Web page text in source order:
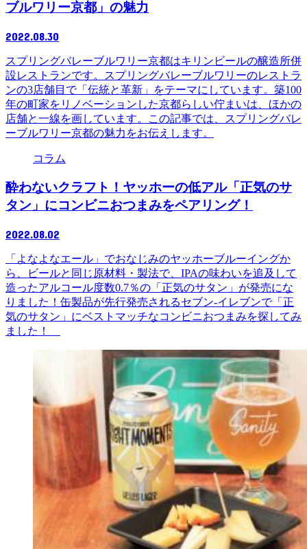
ブルワリー京都」の魅力
2022.08.30
スプリングバレーブルワリー京都はキリンビールの醸造所併
設レストランです。スプリングバレーブルワリーのレストラ
ンの3店舗目で「伝統と革新」をテーマにしています。築100
年の町家をリノベーションした京都らしい佇まいは、ほかの
店舗と一線を画しています。この記事では、スプリングバレ
ーブルワリー京都の魅力をお伝えします。
コラム
酔わないクラフト！ヤッホーの低アル「正気のサ
タン」にコンビニおつまみをペアリング！
2022.08.02
「よなよなエール」でおなじみのヤッホーブルーイングか
ら、ビールと同じ原材料・製法で、IPAの味わいを追及して
造ったアルコール度数0.7％の「正気のサタン」が発売にな
りました！缶製品が先行発売されるセブン-イレブンで「正
気のサタン」にベストマッチなコンビニおつまみを探してみ
ました！